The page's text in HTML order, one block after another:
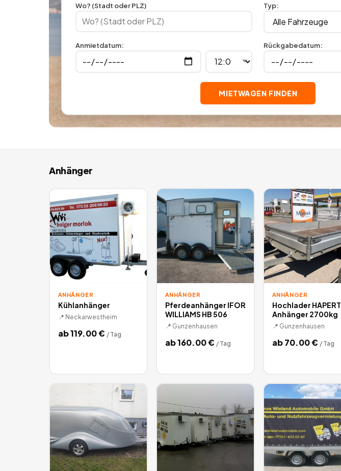
Wo? (Stadt oder PLZ) Typ:
Anmietdatum: Rückgabedatum:
MIETWAGEN FINDEN
Anhänger
ANHÄNGER
Kühlanhänger
📍 Neckarwestheim
ab119.00€ / Tag
ANHÄNGER
Pferdeanhänger IFOR
WILLIAMS HB 506
📍 Gunzenhausen
ab160.00€ / Tag
ANHÄNGER
Hochlader HAPERT
Anhänger 2700kg
📍 Gunzenhausen
ab70.00€ / Tag